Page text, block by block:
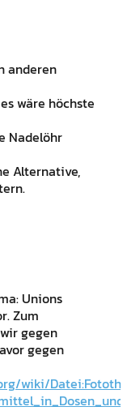
anderen
wäre höchste
Nadelöhr
Alternative,
Unions
Zum
gegen
gegen
wiki/